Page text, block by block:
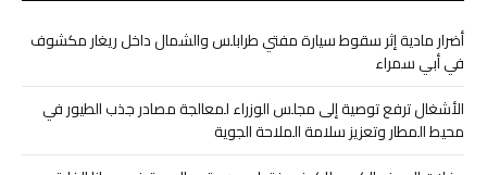
أضرار مادية إثر سقوط سيارة مفتي طرابلس والشمال داخل ريغار مكشوف
في أبي سمراء
الأشغال ترفع توصية إلى مجلس الوزراء لمعالجة مصادر جذب الطيور في
محيط المطار وتعزيز سلامة الملاحة الجوية